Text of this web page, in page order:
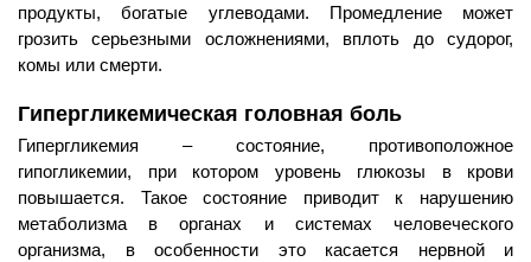
продукты, богатые углеводами. Промедление может
грозить серьезными осложнениями, вплоть до судорог,
комы или смерти.
Гипергликемическая головная боль
Гипергликемия – состояние, противоположное
гипогликемии, при котором уровень глюкозы в крови
повышается. Такое состояние приводит к нарушению
метаболизма в органах и системах человеческого
организма, в особенности это касается нервной и